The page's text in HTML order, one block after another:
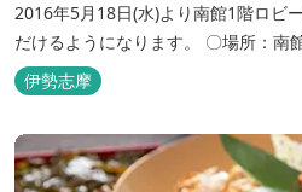
2016年5月18日(水)より南館1階ロビ
だけるようになります。 〇場所：南館1階ロ
convenience, ATM Machine which
be available at Todaya Hotel’s 1...
伊勢志摩